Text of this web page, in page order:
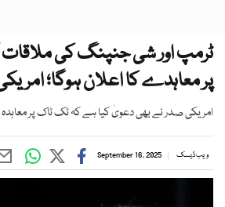
ٹرمپ اور شی جنپنگ کی
پر معاہدے کا اعلان ہوگا؛
امریکی صدر نے بھی دعویٰ کیا ہے کہ ٹک ٹاک پر
ویب ڈیسک September 16, 2025